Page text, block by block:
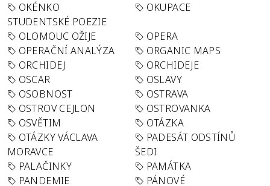
OKÉNKO
STUDENTSKÉ POEZIE
OKUPACE
OLOMOUC OŽIJE
OPERA
OPERAČNÍ ANALÝZA
ORGANIC MAPS
ORCHIDEJ
ORCHIDEJE
OSCAR
OSLAVY
OSOBNOST
OSTRAVA
OSTROV CEJLON
OSTROVANKA
OSVĚTIM
OTÁZKA
OTÁZKY VÁCLAVA
MORAVCE
PADESÁT ODSTÍNŮ
ŠEDI
PALAČINKY
PAMÁTKA
PANDEMIE
PÁNOVÉ